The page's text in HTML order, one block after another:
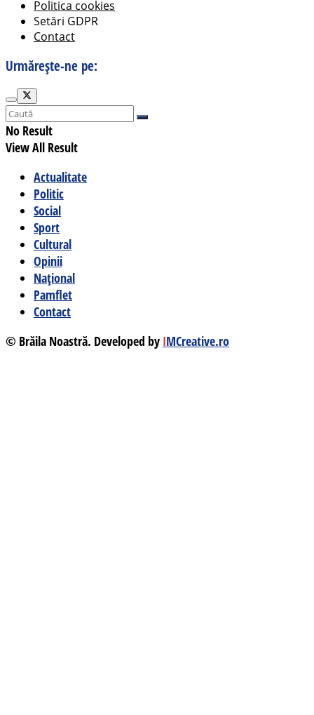
Politica cookies
Setări GDPR
Contact
Urmărește-ne pe:
No Result
View All Result
Actualitate
Politic
Social
Sport
Cultural
Opinii
Național
Pamflet
Contact
© Brăila Noastră. Developed by IMCreative.ro